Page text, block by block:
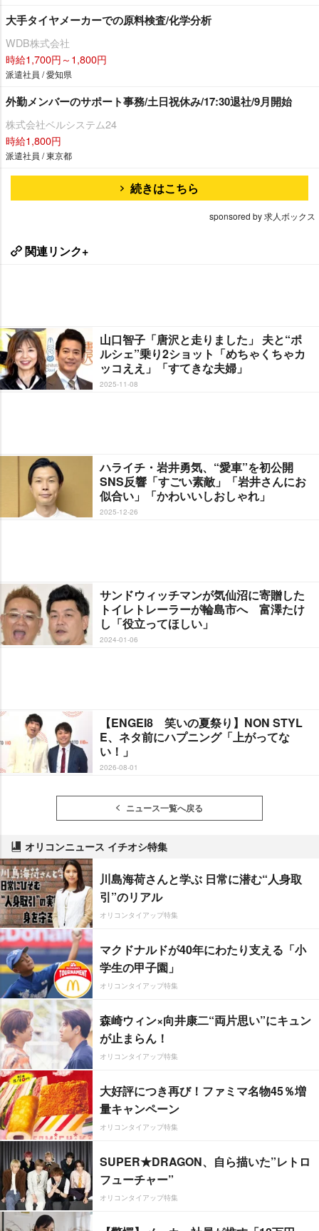
大手タイヤメーカーでの原料検査/化学分析
WDB株式会社
時給1,700円～1,800円
派遣社員 / 愛知県
外勤メンバーのサポート事務/土日祝休み/17:30退社/9月開始
株式会社ベルシステム24
時給1,800円
派遣社員 / 東京都
続きはこちら
sponsored by 求人ボックス
関連リンク+
山口智子「唐沢と走りました」 夫と“ポ
ルシェ”乗り2ショット「めちゃくちゃカ
ッコええ」「すてきな夫婦」
2025-11-08
ハライチ・岩井勇気、“愛車”を初公開
SNS反響「すごい素敵」「岩井さんにお
似合い」「かわいいしおしゃれ」
2025-12-26
サンドウィッチマンが気仙沼に寄贈した
トイレトレーラーが輪島市へ 富澤たけ
し「役立ってほしい」
2024-01-06
【ENGEI8 笑いの夏祭り】NON STYL
E、ネタ前にハプニング「上がってな
い！」
2026-08-01
ニュース一覧へ戻る
オリコンニュース イチオシ特集
川島海荷さんと学ぶ 日常に潜む“人身取
引”のリアル
オリコンタイアップ特集
マクドナルドが40年にわたり支える「小
学生の甲子園」
オリコンタイアップ特集
森崎ウィン×向井康二“両片思い”にキュン
が止まらん！
オリコンタイアップ特集
大好評につき再び！ファミマ名物45％増
量キャンペーン
オリコンタイアップ特集
SUPER★DRAGON、自ら描いた”レトロ
フューチャー”
オリコンタイアップ特集